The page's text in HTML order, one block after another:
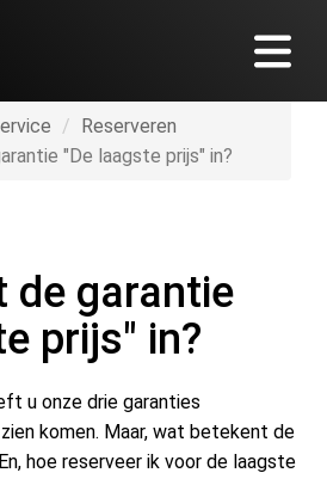
Reserveren
"De laagste prijs" in?
de garantie
prijs" in?
u onze drie garanties
komen. Maar, wat betekent de
hoe reserveer ik voor de laagste